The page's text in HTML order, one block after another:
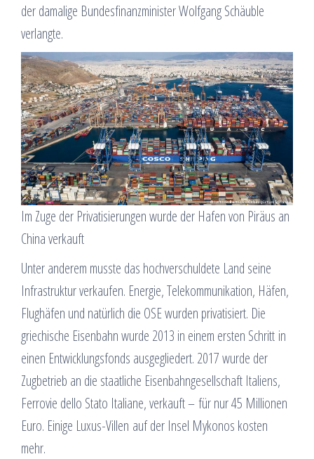
der damalige Bundesfinanzminister Wolfgang Schäuble
verlangte.
Im Zuge der Privatisierungen wurde der Hafen von Piräus an
China verkauft
Unter anderem musste das hochverschuldete Land seine
Infrastruktur verkaufen. Energie, Telekommunikation, Häfen,
Flughäfen und natürlich die OSE wurden privatisiert. Die
griechische Eisenbahn wurde 2013 in einem ersten Schritt in
einen Entwicklungsfonds ausgegliedert. 2017 wurde der
Zugbetrieb an die staatliche Eisenbahngesellschaft Italiens,
Ferrovie dello Stato Italiane, verkauft – für nur 45 Millionen
Euro. Einige Luxus-Villen auf der Insel Mykonos kosten
mehr.